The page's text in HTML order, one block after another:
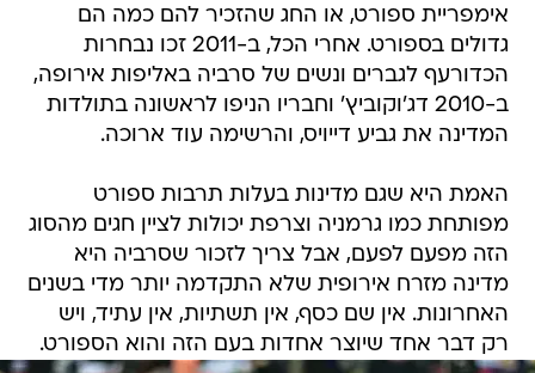
אימפריית ספורט, או החג שהזכיר להם כמה הם
גדולים בספורט. אחרי הכל, ב-2011 זכו נבחרות
הכדורעף לגברים ונשים של סרביה באליפות אירופה,
ב-2010 דג'וקוביץ' וחבריו הניפו לראשונה בתולדות
המדינה את גביע דייויס, והרשימה עוד ארוכה.
האמת היא שגם מדינות בעלות תרבות ספורט
מפותחת כמו גרמניה וצרפת יכולות לציין חגים מהסוג
הזה מפעם לפעם, אבל צריך לזכור שסרביה היא
מדינה מזרח אירופית שלא התקדמה יותר מדי בשנים
האחרונות. אין שם כסף, אין תשתיות, אין עתיד, ויש
רק דבר אחד שיוצר אחדות בעם הזה והוא הספורט.